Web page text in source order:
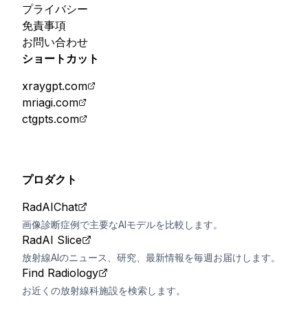
プライバシー
免責事項
お問い合わせ
ショートカット
xraygpt.com
mriagi.com
ctgpts.com
プロダクト
RadAIChat
画像診断症例で主要なAIモデルを比較します。
RadAI Slice
放射線AIのニュース、研究、最新情報を毎週お届けします。
Find Radiology
お近くの放射線科施設を検索します。